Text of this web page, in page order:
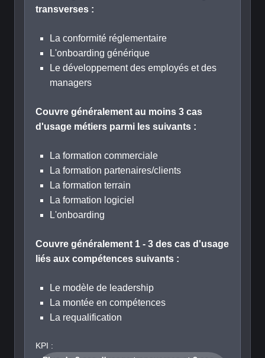
transverses :
La conformité réglementaire
L'onboarding générique
Le développement des employés et des
managers
Couvre généralement au moins 3 cas
d'usage métiers parmi les suivants :
La formation commerciale
La formation partenaires/clients
La formation terrain
La formation logiciel
L'onboarding
Couvre généralement 1 - 3 des cas d'usage
liés aux compétences suivants :
Le modèle de leadership
La montée en compétences
La requalification
KPI :